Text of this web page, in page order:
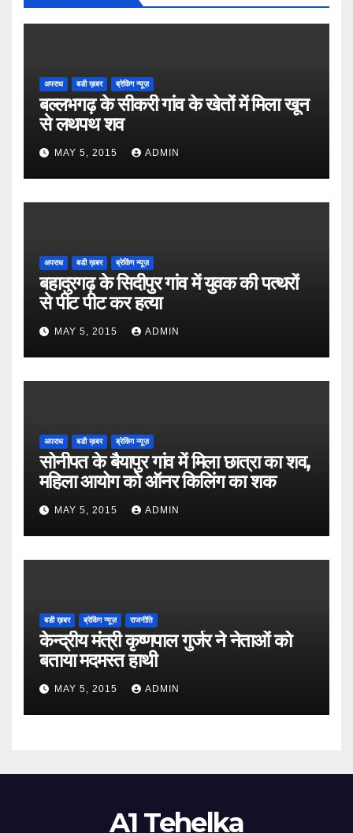
अपराध बडी ख़बर ब्रेकिंग न्यूज़
बल्लभगढ़ के सीकरी गांव के खेतों में मिला खून
से लथपथ शव
MAY 5, 2015 ADMIN
अपराध बडी ख़बर ब्रेकिंग न्यूज़
बहादुरगढ़ के सिदीपुर गांव में युवक की पत्थरों
से पीट पीट कर हत्या
MAY 5, 2015 ADMIN
अपराध बडी ख़बर ब्रेकिंग न्यूज़
सोनीपत के बैयापुर गांव में मिला छात्रा का शव,
महिला आयोग को ऑनर किलिंग का शक
MAY 5, 2015 ADMIN
बडी ख़बर ब्रेकिंग न्यूज़ राजनीति
केन्द्रीय मंत्री कृष्णपाल गुर्जर ने नेताओं को
बताया मदमस्त हाथी
MAY 5, 2015 ADMIN
A1 Tehelka